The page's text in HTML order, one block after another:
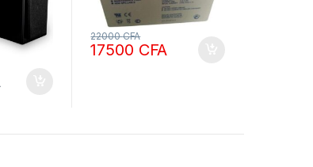
17500 CFA
22000CFA